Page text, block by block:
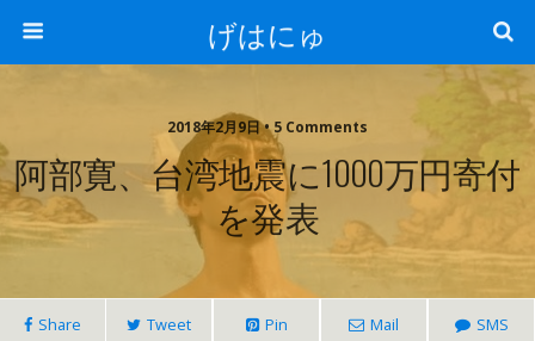
げはにゅ
2018年2月9日 • 5 Comments
阿部寛、台湾地震に1000万円寄付
を発表
Share Tweet Pin Mail SMS